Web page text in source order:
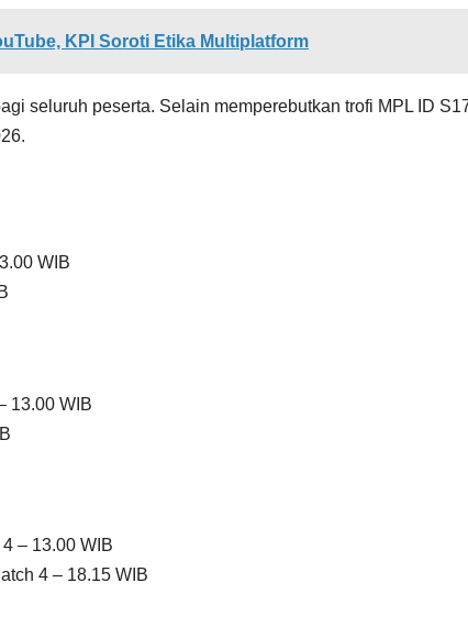
KPI Soroti Etika Multiplatform
seluruh peserta. Selain memperebutkan trofi MPL ID
WIB
13.00 WIB
– 13.00 WIB
4 – 18.15 WIB